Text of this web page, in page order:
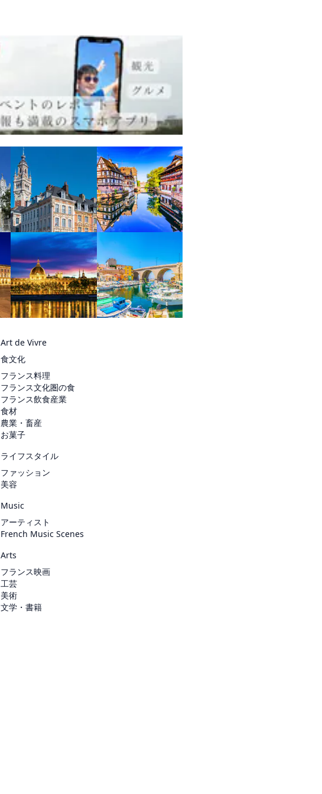
Art de Vivre
食文化
フランス料理
フランス文化圏の食
フランス飲食産業
食材
農業・畜産
お菓子
ライフスタイル
ファッション
美容
Music
アーティスト
French Music Scenes
Arts
フランス映画
工芸
美術
文学・書籍